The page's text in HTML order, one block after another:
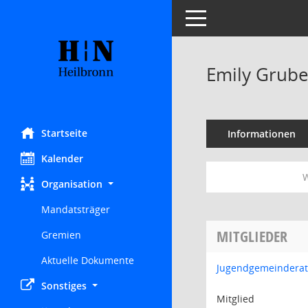
Startseite
Kalender
Organisation
Mandatsträger
Gremien
Aktuelle Dokumente
Sonstiges
Toggle navigation
Emily
Informationen
MITGLIEDER
Jugendgemeinderat
Mitglied